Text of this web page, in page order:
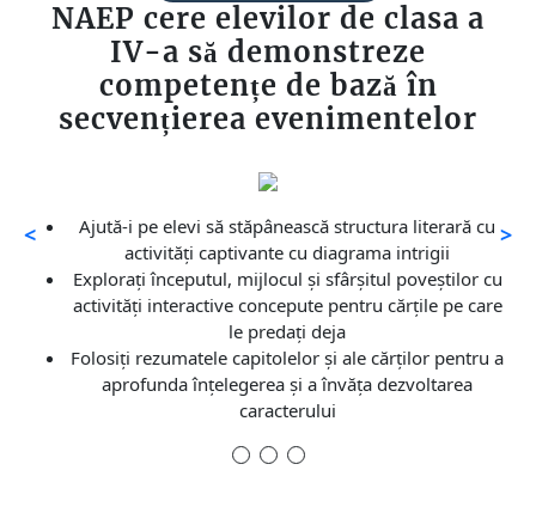
NAEP cere elevilor de clasa a
IV-a să demonstreze
competențe de bază în
secvențierea evenimentelor
Ajută-i pe elevi să stăpânească structura literară cu
activități captivante cu diagrama intrigii
Explorați începutul, mijlocul și sfârșitul poveștilor cu
activități interactive concepute pentru cărțile pe care
le predați deja
Folosiți rezumatele capitolelor și ale cărților pentru a
aprofunda înțelegerea și a învăța dezvoltarea
caracterului
< >